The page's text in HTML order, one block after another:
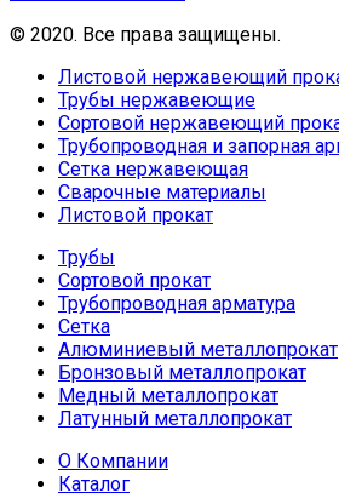
© 2020. Все права защищены.
Листовой нержавеющий
Трубы нержавеющие
Сортовой нержавеющий
Трубопроводная и запорная
Сетка нержавеющая
Сварочные материалы
Листовой прокат
Трубы
Сортовой прокат
Трубопроводная арматура
Сетка
Алюминиевый металлопрокат
Бронзовый металлопрокат
Медный металлопрокат
Латунный металлопрокат
О Компании
Каталог